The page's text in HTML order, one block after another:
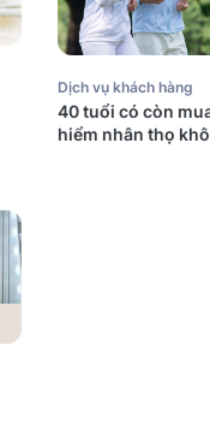
Dịch vụ khách hàng
40 tuổi có còn
hiểm nhân thọ